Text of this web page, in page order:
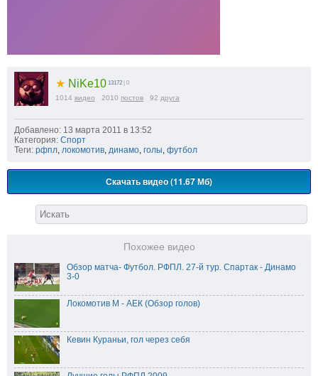
★ NiKe10 13172 | 0
1014 видео 2010 постов 92 друга
Добавлено: 13 марта 2011 в 13:52
Категория: Спорт
Теги: рфпл, локомотив, динамо, голы, футбол
Скачать видео (11.67 Мб)
Похожее видео
Обзор матча- Футбол. РФПЛ. 27-й тур. Спартак - Динамо
3-0
Локомотив М - АЕК (Обзор голов)
Кевин Кураньи, гол через себя